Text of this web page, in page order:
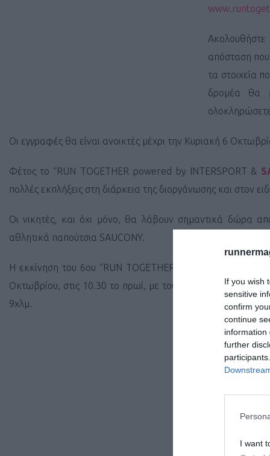
If you wish
sensitive
confirm
continue
information
further
I want
απόσταση
τα στοιχεία
δρομέα θα
Οι εγγραφές θα είναι ανοικτές μέχρι την Κυριακή 6
Φέτος το “RUN TOGETHER powered by INTERSPORT &
πολλές εκπλήξεις στη διάρκεια της διοργάνωσης και στον
Οι νικητές, και όχι μόνο, θα λάβουν σημαντικά δώρα
αθλητικά παπούτσια SAUCONY.
Η εκκίνηση του 6ου “RUN TOGETHER ATHENS” θα
Οκτωβρίου, στις 10.30 το πρωί, με τους συμμετέχοντες
9χλμ.
Ένα
τους
ενήλικα